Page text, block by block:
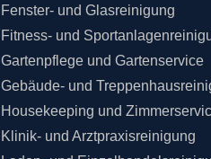
Fenster- und Glasreinigung
Fitness- und
Gartenpflege und Gartenservice
Gebäude- und
Housekeeping und
Klinik- und Arztpraxisreinigung